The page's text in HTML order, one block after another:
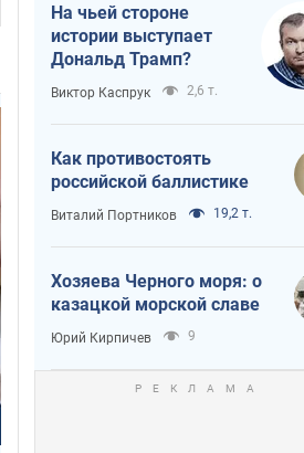
На чьей стороне
истории выступает
Дональд Трамп?
Виктор Каспрук 2,6 т.
Как противостоять
российской баллистике
Виталий Портников 19,2 т.
Хозяева Черного моря: о
казацкой морской славе
Юрий Кирпичев 9